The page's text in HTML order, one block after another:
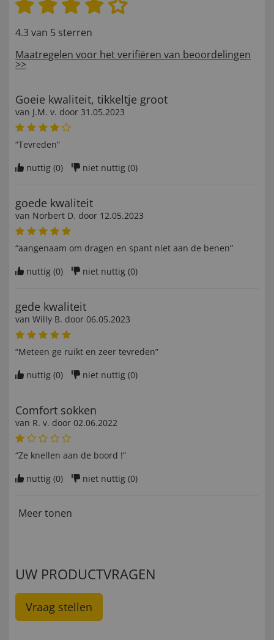
4.3 van 5 sterren
Maatregelen voor het verifiëren van beoordelingen
>>
Goeie kwaliteit, tikkeltje groot
van J.M. v. door 31.05.2023
“Tevreden”
nuttig (0) niet nuttig (0)
goede kwaliteit
van Norbert D. door 12.05.2023
“aangenaam om dragen en spant niet aan de benen”
nuttig (0) niet nuttig (0)
gede kwaliteit
van Willy B. door 06.05.2023
“Meteen ge ruikt en zeer tevreden”
nuttig (0) niet nuttig (0)
Comfort sokken
van R. v. door 02.06.2022
“Ze knellen aan de boord !”
nuttig (0) niet nuttig (0)
Meer tonen
UW PRODUCTVRAGEN
Vraag stellen